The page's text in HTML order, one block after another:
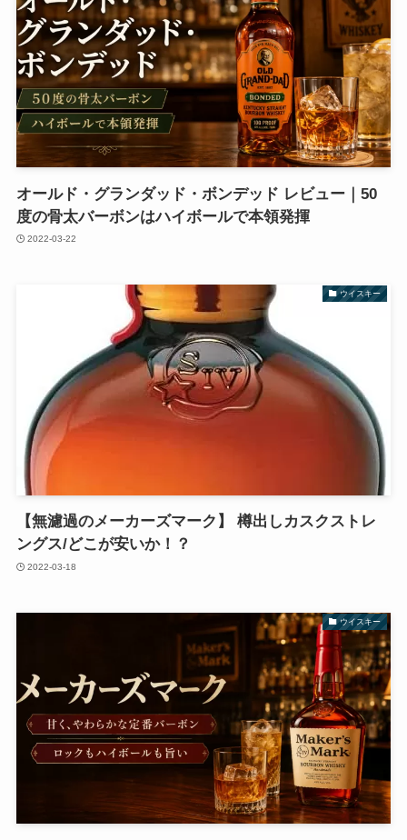
オールド・グランダッド・ボンデッド レビュー｜50
度の骨太バーボンはハイボールで本領発揮
2022-03-22
ウイスキー
【無濾過のメーカーズマーク】 樽出しカスクストレ
ングス/どこが安いか！？
2022-03-18
ウイスキー